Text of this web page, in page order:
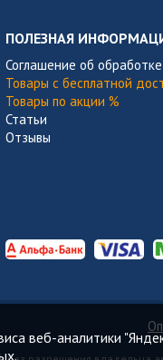
ПОЛЕЗНАЯ
Соглашение об
Товары с бесплатной
Товары по акции %
Статьи
Отзывы
веб-аналитики